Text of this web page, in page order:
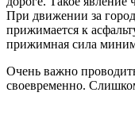
При движении за
прижимается к
прижимная сила
Очень важно
своевременно.